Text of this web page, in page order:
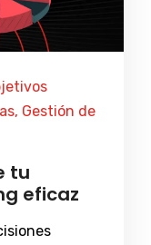
Gestión de
tu
eficaz